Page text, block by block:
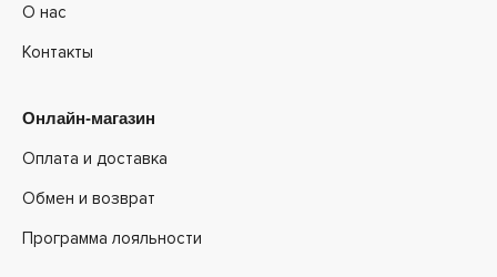
О нас
Контакты
Онлайн-магазин
Оплата и доставка
Обмен и возврат
Программа лояльности